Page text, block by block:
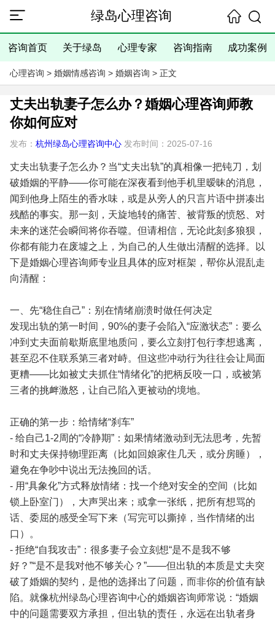
绿岛心理咨询
咨询首页 关于绿岛 心理专家 咨询指南 成功案例
心理咨询 > 婚姻情感咨询 > 婚姻咨询 > 正文
丈夫出轨妻子怎么办？婚姻心理咨询师教
你如何应对
发布： 杭州绿岛心理咨询中心发布时间：2025-07-16
丈夫出轨妻子怎么办？当“丈夫出轨”的真相像一把钝刀，划
破婚姻的平静——你可能在深夜看到他手机里暧昧的消息，
闻到他身上陌生的香水味，或是从旁人的只言片语中拼凑出
残酷的事实。那一刻，天旋地转的痛苦、被背叛的愤怒、对
未来的迷茫会瞬间将你吞噬。但请相信，无论此刻多狼狈，
你都有能力在废墟之上，为自己的人生做出清醒的选择。以
下是婚姻心理咨询师专业且具体的应对框架，帮你从混乱走
向清醒：
一、先“稳住自己”：别在情绪崩溃时做任何决定
发现出轨的第一时间，90%的妻子会陷入“应激状态”：要么
冲到丈夫面前歇斯底里地质问，要么立刻打包行李想逃离，
甚至忍不住联系第三者对峙。但这些冲动行为往往会让局面
更糟——比如被丈夫抓住“情绪化”的把柄反咬一口，或被第
三者的挑衅激怒，让自己陷入更被动的境地。
正确的第一步：给情绪“刹车”
- 给自己1-2周的“冷静期”：如果情绪激动到无法思考，先暂
时和丈夫保持物理距离（比如回娘家住几天，或分房睡），
避免在争吵中说出无法挽回的话。
- 用“具象化”方式释放情绪：找一个绝对安全的空间（比如
锁上卧室门），大声哭出来；或拿一张纸，把所有想骂的
话、委屈的感受全写下来（写完可以撕掉，当作情绪的出
口）。
- 拒绝“自我攻击”：很多妻子会立刻想“是不是我不够
好？”“是不是我对他不够关心？”——但出轨的本质是丈夫突
破了婚姻的契约，是他的选择出了问题，而非你的价值有缺
陷。就像杭州绿岛心理咨询中心的婚姻咨询师常说：“婚姻
中的问题需要双方承担，但出轨的责任，永远在出轨者身